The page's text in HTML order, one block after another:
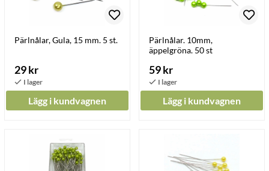
Pärlnålar, Gula, 15 mm. 5 st.
29 kr
Lägg i kundvagnen
Pärlnålar. 10mm,
äppelgröna. 50 st
59 kr
Lägg i kundvagnen